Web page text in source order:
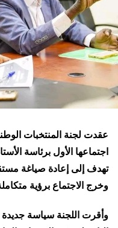
عقدت لجنة المنتخبات
اجتماعها الأول برئاسة
تهدف إلى إعادة صياغة
وخرج الاجتماع برؤية
وأقرت اللجنة سياسة جديدة